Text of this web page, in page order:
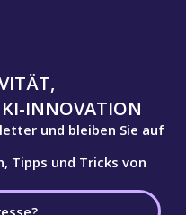
INNOVATION
und bleiben Sie auf
Tipps und Tricks von